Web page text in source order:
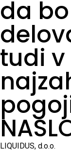
da
tudi v
LIQUIDUS, d.o.o.